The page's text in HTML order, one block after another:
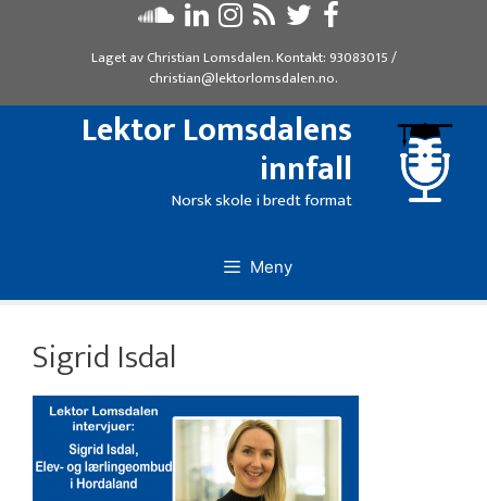
Laget avChristian Lomsdalen. Kontakt: 93083015/
christian@lektorlomsdalen.no.
Lektor Lomsdalens
innfall
Norsk skole i bredt format
Meny
Sigrid Isdal